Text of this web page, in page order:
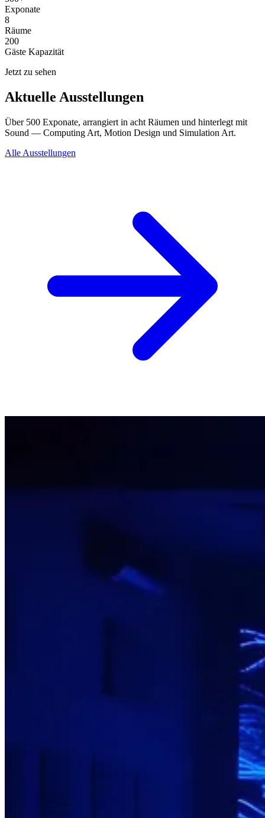
Exponate
8
Räume
200
Gäste Kapazität
Jetzt zu sehen
Aktuelle Ausstellungen
Über 500 Exponate, arrangiert in acht Räumen und hinterlegt mit
Sound — Computing Art, Motion Design und Simulation Art.
Alle Ausstellungen